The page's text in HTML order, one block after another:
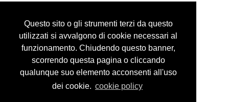
Questo sito o gli strumenti terzi da questo
utilizzati si avvalgono di cookie necessari al
funzionamento. Chiudendo questo banner,
scorrendo questa pagina o cliccando
qualunque suo elemento acconsenti all'uso
dei cookie. cookie policy
Privacy Policy
© guidocosta projects 2016 - 2026
design bynikita workstation web_sign